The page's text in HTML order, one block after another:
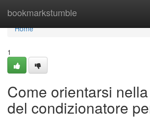
bookmarkstumble
Home
Home
1
Come orientarsi
del condizionatore